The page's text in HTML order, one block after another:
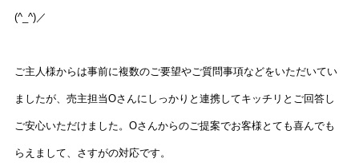
(^_^)／
ご主人様からは事前に複数のご要望やご質問事項などをいただいてい
ましたが、売主担当Oさんにしっかりと連携してキッチリとご回答し
ご安心いただけました。Oさんからのご提案でお客様とても喜んでも
らえまして、さすがの対応です。